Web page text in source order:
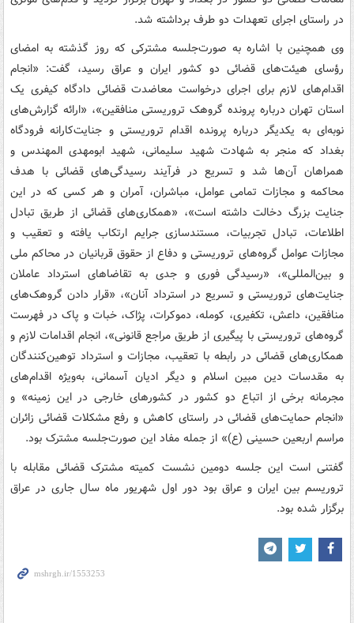
در راستای اجرای تعهدات دو طرف برداشته شد.
وی همچنین با اشاره به صورت‌جلسه مشترکی که روز گذشته به امضای
رؤسای هیئت‌های قضائی دو کشور ایران و عراق رسید، گفت: «انجام
اقدام‌های لازم برای اجرای درخواست معاضدت قضائی دادگاه کیفری یک
استان تهران درباره پرونده گروهک تروریستی منافقین»، «ارائه گزارش‌های
نوبه‌ای به یکدیگر درباره پرونده اقدام تروریستی و جنایت‌کارانه فرودگاه
بغداد که منجر به شهادت شهید سلیمانی، شهید ابومهدی المهندس و
همراهان آن‌ها شد و تسریع در فرآیند رسیدگی‌های قضائی با هدف
محاکمه و مجازات تمامی عوامل، مباشران، آمران و هر کسی که در این
جنایت بزرگ دخالت داشته است»، «همکاری‌های قضائی از طریق تبادل
اطلاعات، تبادل تجربیات، مستندسازی جرایم ارتکاب یافته و تعقیب و
مجازات عوامل گروه‌های تروریستی و دفاع از حقوق قربانیان در محاکم ملی
و بین‌المللی»، «رسیدگی فوری و جدی به تقاضاهای استرداد عاملان
جنایت‌های تروریستی و تسریع در استرداد آنان»، «قرار دادن گروهک‌های
منافقین، داعش، تکفیری، کومله، دموکرات، پژاک، خبات و پاک در فهرست
گروه‌های تروریستی با پیگیری از طریق مراجع قانونی»، انجام اقدامات لازم و
همکاری‌های قضائی در رابطه با تعقیب، مجازات و استرداد توهین‌کنندگان
به مقدسات دین مبین اسلام و دیگر ادیان آسمانی، به‌ویژه اقدام‌های
مجرمانه برخی از اتباع دو کشور در کشورهای خارجی در این زمینه» و
«انجام حمایت‌های قضائی در راستای کاهش و رفع مشکلات قضائی زائران
مراسم اربعین حسینی (ع)» از جمله مفاد این صورت‌جلسه مشترک بود.
گفتنی است این جلسه دومین نشست کمیته مشترک قضائی مقابله با
تروریسم بین ایران و عراق بود دور اول شهریور ماه سال جاری در عراق
برگزار شده بود.